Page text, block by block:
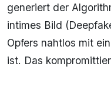
generiert der
intimes Bild
Opfers nahtlos mit
ist. Das